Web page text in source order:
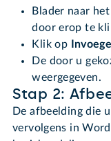
Blader naar
door erop te
Klik op
De door u
weergegeven.
Stap 2:
De afbeelding die
vervolgens in